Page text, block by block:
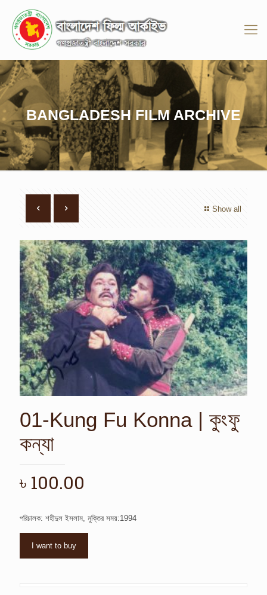
BANGLADESH FILM ARCHIVE
Show all
01-Kung Fu Konna | কুংফু
কন্যা
৳ 100.00
পরিচালক: শহীদুল ইসলাম, মুক্তির সময়:1994
I want to buy